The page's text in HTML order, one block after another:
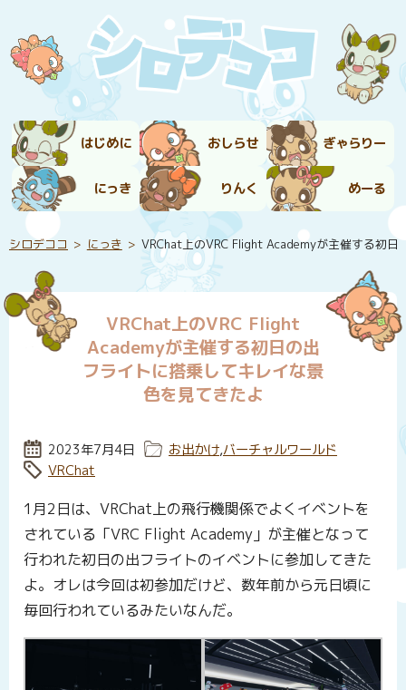
はじめに おしらせ ぎゃらりー
にっき りんく めーる
シロデココ にっき VRChat上のVRC Flight Academyが主催する初
VRChat上のVRC Flight
Academyが主催する初日の出
フライトに搭乗してキレイな景
色を見てきたよ
投稿日:
2023年7月4日 カテゴリー:
お出かけ,バーチャルワールド
タグ:
VRChat
1月2日は、VRChat上の飛行機関係でよくイベントを
されている「VRC Flight Academy」が主催となって
行われた初日の出フライトのイベントに参加してきた
よ。オレは今回は初参加だけど、数年前から元日頃に
毎回行われているみたいなんだ。